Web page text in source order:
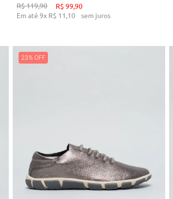
R$119,90 R$ 99,90
Em até 9x R$ 11 ,10 sem juros
23%